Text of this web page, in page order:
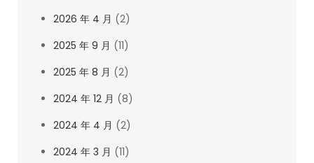
2026 年 4 月 (2)
2025 年 9 月 (11)
2025 年 8 月 (2)
2024 年 12 月 (8)
2024 年 4 月 (2)
2024 年 3 月 (11)